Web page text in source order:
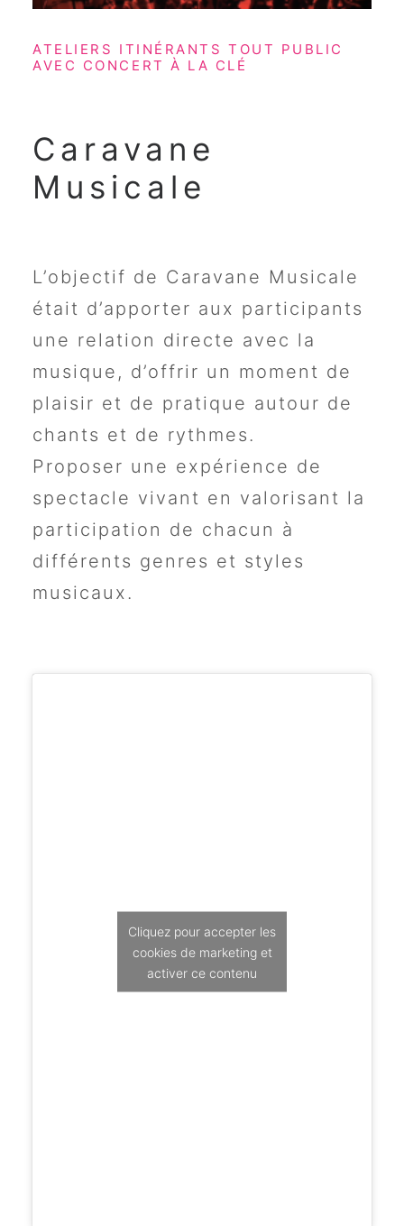
ATELIERS ITINÉRANTS TOUT PUBLIC
AVEC CONCERT À LA CLÉ
Caravane
Musicale
L’objectif de Caravane Musicale
était d’apporter aux participants
une relation directe avec la
musique, d’offrir un moment de
plaisir et de pratique autour de
chants et de rythmes.
Proposer une expérience de
spectacle vivant en valorisant la
participation de chacun à
différents genres et styles
musicaux.
Cliquez pour accepter les
cookies de marketing et
activer ce contenu